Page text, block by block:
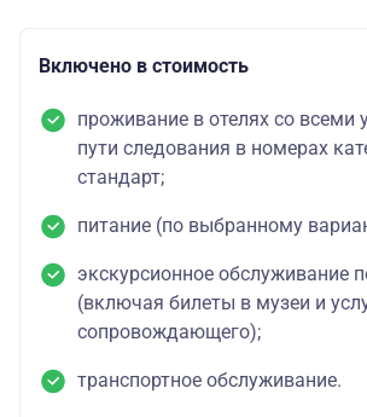
Включено в стоимость
проживание в отелях со всеми
пути следования в номерах
стандарт;
питание (по выбранному
экскурсионное обслуживание
(включая билеты в музеи и
сопровождающего);
транспортное обслуживание.